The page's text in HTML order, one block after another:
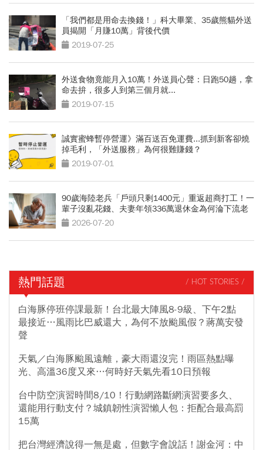
「我們都是用命去換錢！」科大畢業、35歲熊貓外送
員揭開「月賺10萬」背後代價
2019-07-25
外送食物竟能月入10萬！外送員心聲：日跑50趟，拿
命去拚，很多人到第三個月就...
2019-07-15
誠實蜜蜂暫停營運》滿百送百免運費...抓到新客卻燒
掉毛利，「外送服務」為何很難賺錢？
2019-07-01
90歲海陸老兵「戶頭只剩1400元」重返超商打工！一
輩子沒亂花錢、夫妻年領336萬退休金為何淪下流老
人？2026-07-20
熱門話題 / HOT STORIES /
白海豚停班停課最新！台北最大陣風8-9級、下午2點
最接近…風雨比巴威還大，為何不放颱風假？蔣萬安發
聲
天氣／白海豚颱風遠離，豪大雨還沒完！雨區熱點曝
光、高溫36度又來…何時好天氣先看10日預報
台中防空演習時間8/10！行動網路斷網演習要多久、
還能用行動支付？城鎮韌性演習懶人包：拒配合最高罰
15萬
把台灣經濟說得一無是處，但數字會說話！謝金河：中